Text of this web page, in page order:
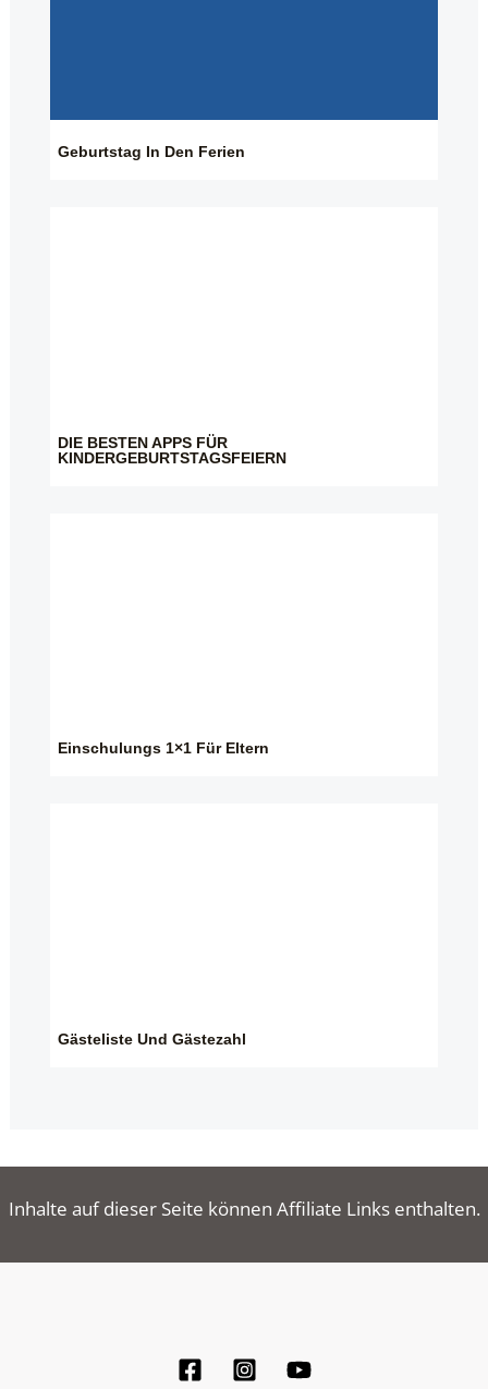
Geburtstag In Den Ferien
DIE BESTEN APPS FÜR
KINDERGEBURTSTAGSFEIERN
Einschulungs 1×1 Für Eltern
Gästeliste Und Gästezahl
Inhalte auf dieser Seite können Affiliate Links enthalten.